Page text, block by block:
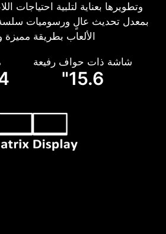
وتطويرها بعناية لتلبية احتياجات
بمعدل تحديث عالٍ ورسوميات
الألعاب بطريقة مميزة
شاشة ذات حواف رفيعة
15.6"